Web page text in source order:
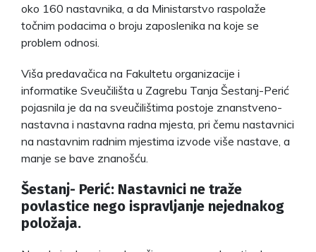
oko 160 nastavnika, a da Ministarstvo raspolaže
točnim podacima o broju zaposlenika na koje se
problem odnosi.
Viša predavačica na Fakultetu organizacije i
informatike Sveučilišta u Zagrebu Tanja Šestanj-Perić
pojasnila je da na sveučilištima postoje znanstveno-
nastavna i nastavna radna mjesta, pri čemu nastavnici
na nastavnim radnim mjestima izvode više nastave, a
manje se bave znanošću.
Šestanj- Perić: Nastavnici ne traže
povlastice nego ispravljanje nejednakog
položaja.